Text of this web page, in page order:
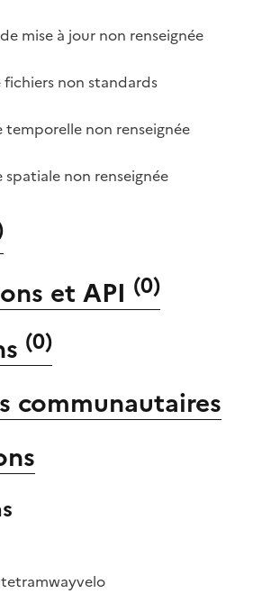
mise à jour non renseignée
fichiers non standards
temporelle non renseignée
non renseignée
et API (0)
(0)
communautaires
tramwayvelo